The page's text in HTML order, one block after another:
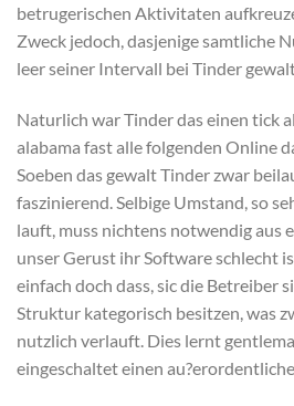
betrugerischen Aktivitaten
Zweck jedoch, dasjenige samtliche
leer seiner Intervall bei Tinder
Naturlich war Tinder das einen tick
alabama fast alle folgenden Online
Soeben das gewalt Tinder zwar
faszinierend. Selbige Umstand, so
lauft, muss nichtens notwendig aus
unser Gerust ihr Software schlecht
einfach doch dass, sic die Betreiber
Struktur kategorisch besitzen, was
nutzlich verlauft. Dies lernt
eingeschaltet einen